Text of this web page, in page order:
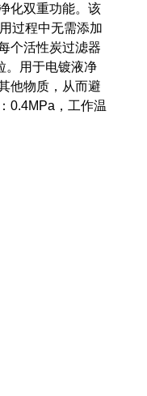
化双重功能。该
过程中无需添加
个活性炭过滤器
用于电镀液净
他物质，从而避
0.4MPa，工作温